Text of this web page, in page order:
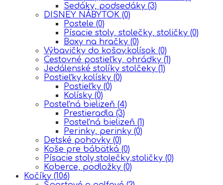
Sedáky, podsedáky (3)
DISNEY NÁBYTOK (0)
Postele (0)
Písacie stoly, stolečky, stoličky (0)
Boxy na hračky (0)
Výbavičky do košov,kolísok (0)
Cestovné postieľky, ohrádky (1)
Jedálenské stolíky stolčeky (1)
Postieľky,kolísky (0)
Postieľky (0)
Kolísky (0)
Posteľná bielizeň (4)
Prestieradla (3)
Posteľná bielizeň (1)
Perinky, perinky (0)
Detské pohovky (0)
Koše pre bábätká (0)
Písacie stoly,stolečky,stoličky (0)
Koberce, podložky (0)
Kočíky (106)